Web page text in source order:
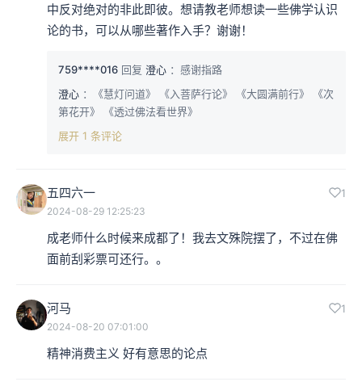
中反对绝对的非此即彼。想请教老师想读一些佛学认识
论的书，可以从哪些著作入手？谢谢！
759****016 回复 澄心 ：感谢指路
澄心 ：《慧灯问道》 《入菩萨行论》 《大圆满前行》 《次
第花开》 《透过佛法看世界》
展开 1 条评论
五四六一 1
2024-08-29 12:25:23
成老师什么时候来成都了！我去文殊院摆了，不过在佛
面前刮彩票可还行。。
河马 1
2024-08-20 07:01:00
精神消费主义 好有意思的论点